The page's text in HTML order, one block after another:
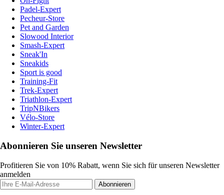
Padel-Expert
Pecheur-Store
Pet and Garden
Slowood Interior
Smash-Expert
Sneak'In
Sneakids
Sport is good
Training-Fit
Trek-Expert
Triathlon-Expert
TripNBikers
Vélo-Store
Winter-Expert
Abonnieren Sie unseren Newsletter
Profitieren Sie von 10% Rabatt, wenn Sie sich für unseren Newsletter
anmelden
Abonnieren